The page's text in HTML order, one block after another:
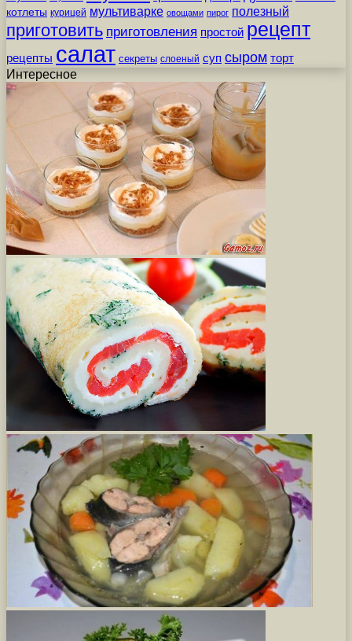
котлеты курицей мультиварке овощами пирог полезный
приготовить приготовления простой рецепт
рецепты салат секреты слоеный суп сыром торт
Интересное